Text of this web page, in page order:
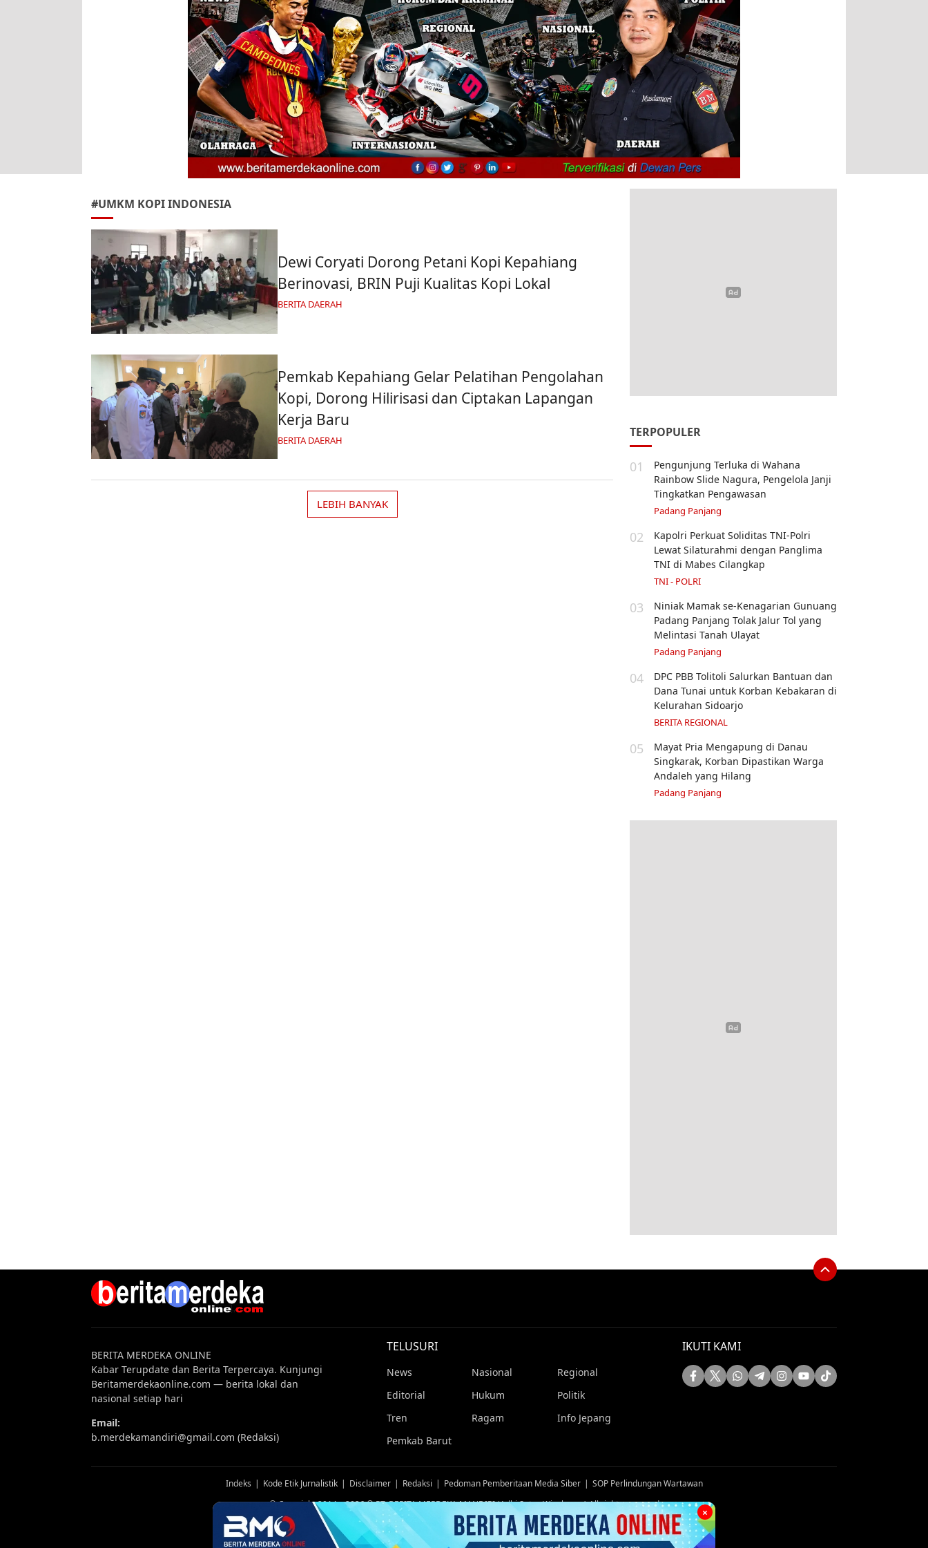
#UMKM KOPI INDONESIA
Dewi Coryati Dorong Petani Kopi Kepahiang
Berinovasi, BRIN Puji Kualitas Kopi Lokal
BERITA DAERAH
Pemkab Kepahiang Gelar Pelatihan Pengolahan
Kopi, Dorong Hilirisasi dan Ciptakan Lapangan
Kerja Baru
BERITA DAERAH
LEBIH BANYAK
TERPOPULER
01
Pengunjung Terluka di Wahana
Rainbow Slide Nagura, Pengelola Janji
Tingkatkan Pengawasan
Padang Panjang
02
Kapolri Perkuat Soliditas TNI-Polri
Lewat Silaturahmi dengan Panglima
TNI di Mabes Cilangkap
TNI - POLRI
03
Niniak Mamak se-Kenagarian Gunuang
Padang Panjang Tolak Jalur Tol yang
Melintasi Tanah Ulayat
Padang Panjang
04
DPC PBB Tolitoli Salurkan Bantuan dan
Dana Tunai untuk Korban Kebakaran di
Kelurahan Sidoarjo
BERITA REGIONAL
05
Mayat Pria Mengapung di Danau
Singkarak, Korban Dipastikan Warga
Andaleh yang Hilang
Padang Panjang
BERITA MERDEKA ONLINE
Kabar Terupdate dan Berita Terpercaya. Kunjungi
Beritamerdekaonline.com — berita lokal dan
nasional setiap hari
Email:
b.merdekamandiri@gmail.com (Redaksi)
TELUSURI
News Nasional
Regional
Editorial
Hukum
Politik
Tren
Ragam
Info Jepang
Pemkab Barut
IKUTI KAMI
Indeks Kode Etik Jurnalistik Disclaimer Redaksi Pedoman Pemberitaan Media Siber
SOP Perlindungan Wartawan
© Copyright 2014 – 2026 © PT. BERITA MERDEKA MANDIRI (Adhi Satya Wicaksana) All rights reserved
TUTUP
×